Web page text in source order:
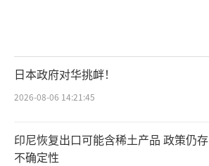
日本政府对华挑衅！
2026-08-06 14:21:45
印尼恢复出口可能含稀土产品 政策仍存
不确定性